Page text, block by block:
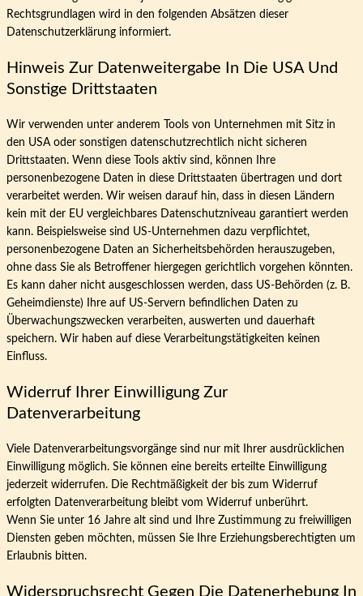
Rechtsgrundlagen wird in den folgenden Absätzen dieser
Datenschutzerklärung informiert.
Hinweis Zur Datenweitergabe In Die USA Und
Sonstige Drittstaaten
Wir verwenden unter anderem Tools von Unternehmen mit Sitz in
den USA oder sonstigen datenschutzrechtlich nicht sicheren
Drittstaaten. Wenn diese Tools aktiv sind, können Ihre
personenbezogene Daten in diese Drittstaaten übertragen und dort
verarbeitet werden. Wir weisen darauf hin, dass in diesen Ländern
kein mit der EU vergleichbares Datenschutzniveau garantiert werden
kann. Beispielsweise sind US-Unternehmen dazu verpflichtet,
personenbezogene Daten an Sicherheitsbehörden herauszugeben,
ohne dass Sie als Betroffener hiergegen gerichtlich vorgehen könnten.
Es kann daher nicht ausgeschlossen werden, dass US-Behörden (z. B.
Geheimdienste) Ihre auf US-Servern befindlichen Daten zu
Überwachungszwecken verarbeiten, auswerten und dauerhaft
speichern. Wir haben auf diese Verarbeitungstätigkeiten keinen
Einfluss.
Widerruf Ihrer Einwilligung Zur
Datenverarbeitung
Viele Datenverarbeitungsvorgänge sind nur mit Ihrer ausdrücklichen
Einwilligung möglich. Sie können eine bereits erteilte Einwilligung
jederzeit widerrufen. Die Rechtmäßigkeit der bis zum Widerruf
erfolgten Datenverarbeitung bleibt vom Widerruf unberührt.
Wenn Sie unter 16 Jahre alt sind und Ihre Zustimmung zu freiwilligen
Diensten geben möchten, müssen Sie Ihre Erziehungsberechtigten um
Erlaubnis bitten.
Widerspruchsrecht Gegen Die Datenerhebung In